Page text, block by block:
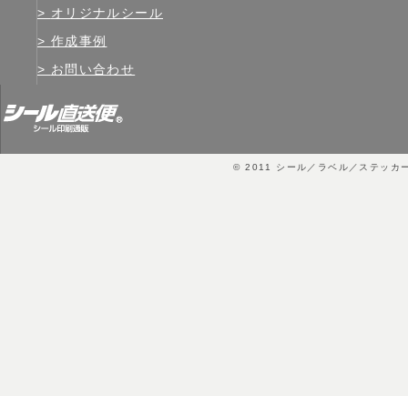
オリジナルシール
作成事例
お問い合わせ
© 2011 シール／ラベル／ステッカ